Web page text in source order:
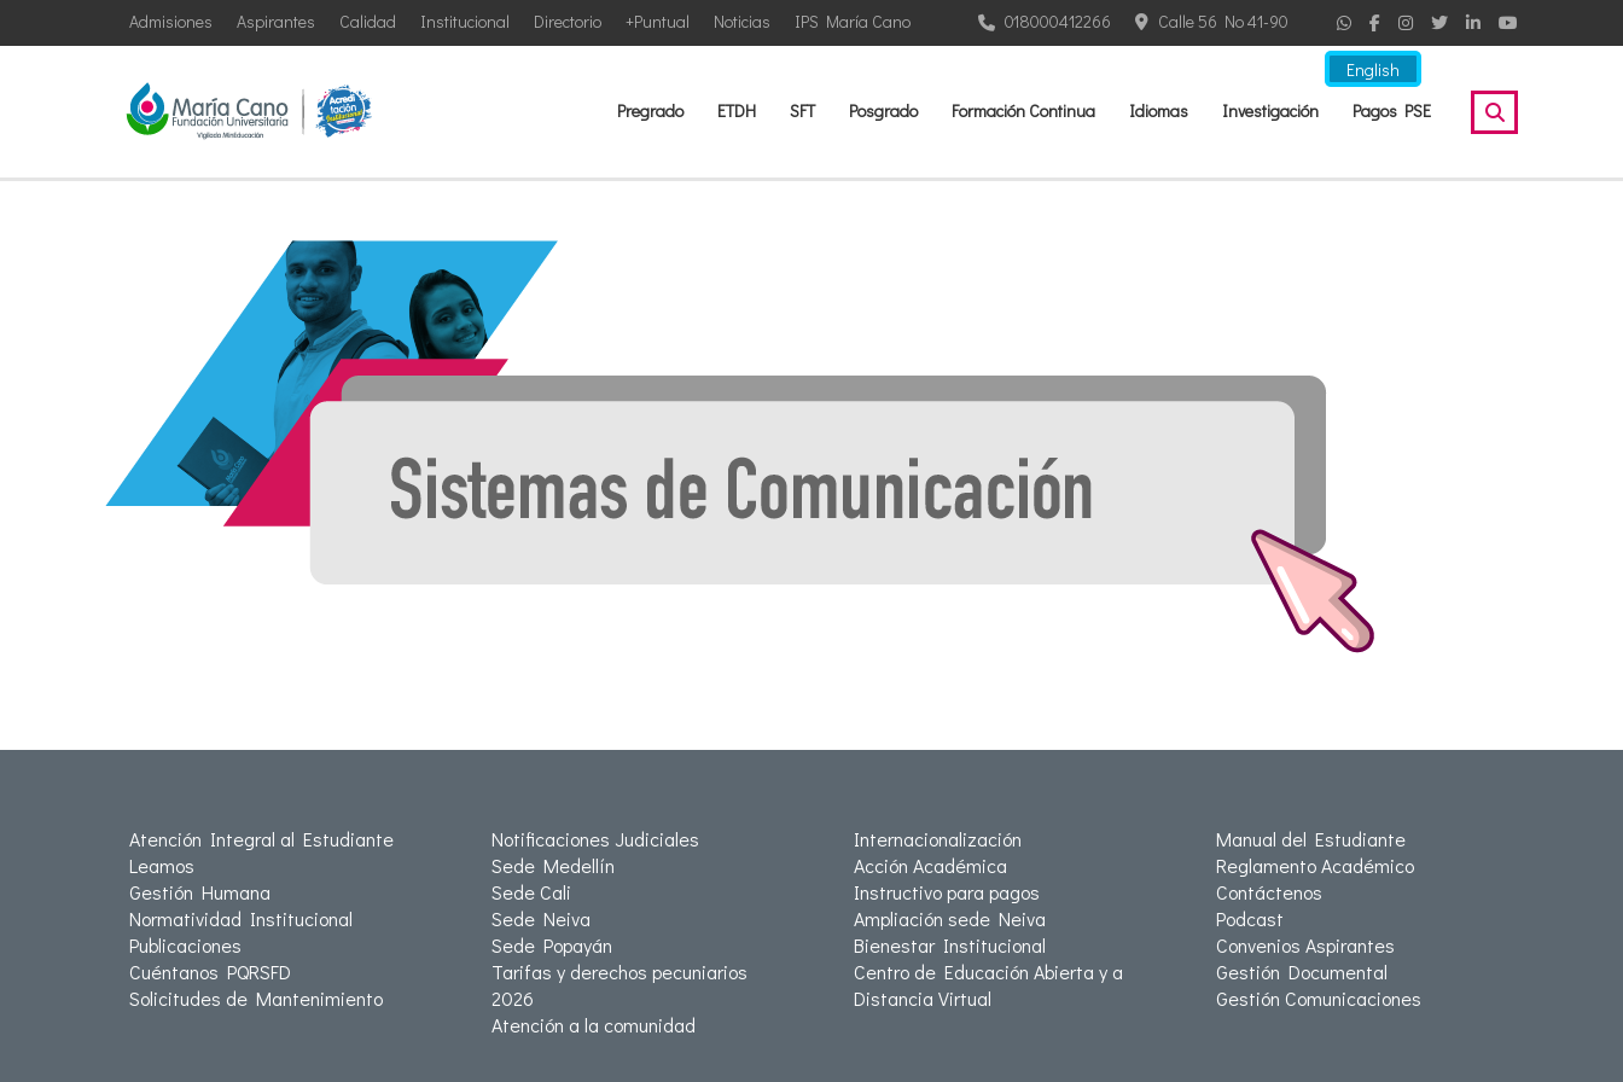
English
IPS María Cano
Noticias
+Puntual
Directorio
Institucional
Calidad
Aspirantes
Admisiones Calle 56 No 41-90
018000412266
Pregrado ETDH SFT Posgrado Formación Continua Idiomas Investigación Pagos PSE
Atención Integral al Estudiante
Leamos
Gestión Humana
Normatividad Institucional
Publicaciones
Cuéntanos PQRSFD
Solicitudes de Mantenimiento
Notificaciones Judiciales
Sede Medellín
Sede Cali
Sede Neiva
Sede Popayán
Tarifas y derechos pecuniarios
2026
Atención a la comunidad
Internacionalización
Acción Académica
Instructivo para pagos
Ampliación sede Neiva
Bienestar Institucional
Centro de Educación Abierta y a
Distancia Virtual
Manual del Estudiante
Reglamento Académico
Contáctenos
Podcast
Convenios Aspirantes
Gestión Documental
Gestión Comunicaciones